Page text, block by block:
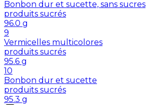
Bonbon dur et sucette, sans sucres
produits sucrés
96.0 g
9
Vermicelles multicolores
produits sucrés
95.6 g
10
Bonbon dur et sucette
produits sucrés
95.3 g